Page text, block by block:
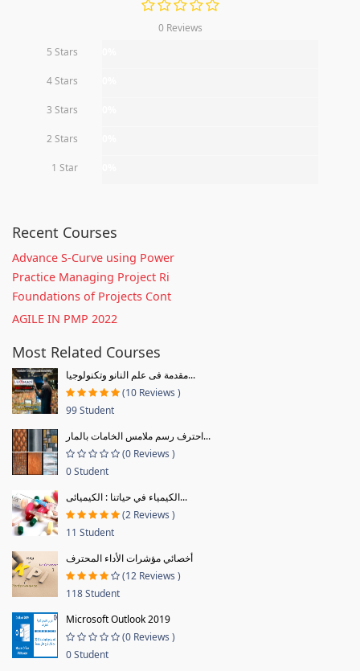
0 Reviews
5 Stars
4 Stars
3 Stars
2 Stars
1 Star
Recent Courses
Advance S-Curve using Power
Practice Managing Project Ri
Foundations of Projects Cont
AGILE IN PMP 2022
Most Related Courses
مقدمة فى علم النانو وتكنولوجيا...
(10 Reviews )
99 Student
احترف رسم ملامس الخامات بالمار...
(0 Reviews )
0 Student
الكيمياء في حياتنا : الكيميائى...
(2 Reviews )
11 Student
أخصائي مؤشرات الأداء المحترف
(12 Reviews )
118 Student
Microsoft Outlook 2019
(0 Reviews )
0 Student